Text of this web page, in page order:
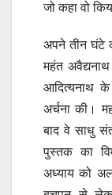
जो कहा वो
अपने तीन घंटे
महंत
आदित्यनाथ
अर्चना की।
बाद वे साधु
पुस्तक का
अध्याय को